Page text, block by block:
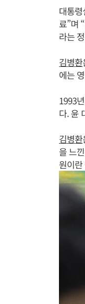
대통
료”며
라는
김병환
에는
1993
다. 윤
김병환
을 느
원이